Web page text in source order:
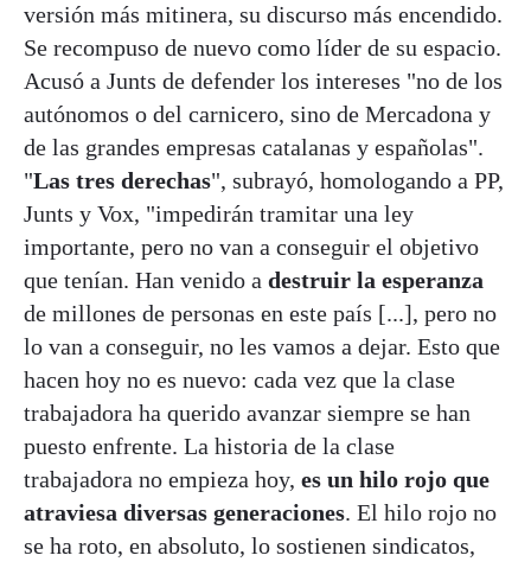
versión más mitinera, su discurso más encendido.
Se recompuso de nuevo como líder de su espacio.
Acusó a Junts de defender los intereses "no de los
autónomos o del carnicero, sino de Mercadona y
de las grandes empresas catalanas y españolas".
"Las tres derechas", subrayó, homologando a PP,
Junts y Vox, "impedirán tramitar una ley
importante, pero no van a conseguir el objetivo
que tenían. Han venido a destruir la esperanza
de millones de personas en este país [...], pero no
lo van a conseguir, no les vamos a dejar. Esto que
hacen hoy no es nuevo: cada vez que la clase
trabajadora ha querido avanzar siempre se han
puesto enfrente. La historia de la clase
trabajadora no empieza hoy, es un hilo rojo que
atraviesa diversas generaciones. El hilo rojo no
se ha roto, en absoluto, lo sostienen sindicatos,